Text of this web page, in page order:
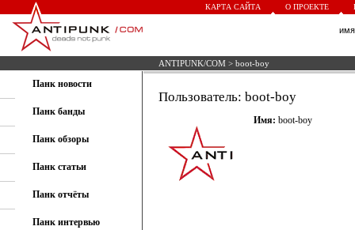
КАРТА САЙТА О ПРОЕКТЕ
ANTIPUNK/COM > boot-boy
Панк новости
Панк банды
Панк обзоры
Панк статьи
Панк отчёты
Панк интервью
Пользователь: boot-boy
Имя: boot-boy